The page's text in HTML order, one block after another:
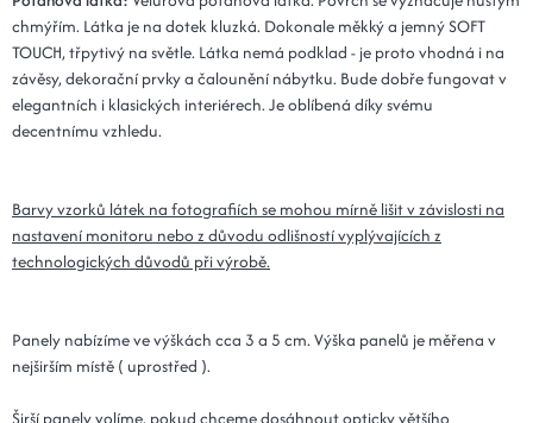
chmýřím. Látka je na dotek kluzká. Dokonale měkký a jemný SOFT
TOUCH, třpytivý na světle. Látka nemá podklad - je proto vhodná i na
závěsy, dekorační prvky a čalounění nábytku. Bude dobře fungovat v
elegantních i klasických interiérech. Je oblíbená díky svému
decentnímu vzhledu.
Barvy vzorků látek na fotografiích se mohou mírně lišit v závislosti na
nastavení monitoru nebo z důvodu odlišností vyplývajících z
technologických důvodů při výrobě.
Panely nabízíme ve výškách cca 3 a 5 cm. Výška panelů je měřena v
nejširším místě ( uprostřed ).